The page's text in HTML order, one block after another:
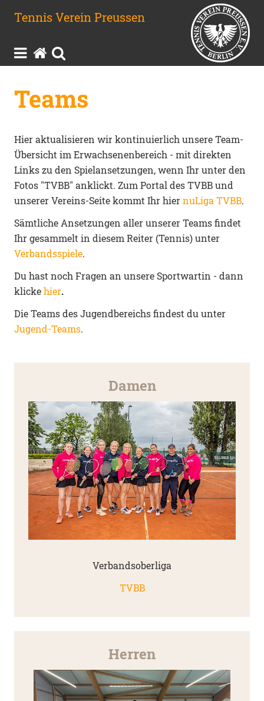
Tennis Verein Preussen



Teams
Hier aktualisieren wir kontinuierlich unsere Team-
Übersicht im Erwachsenenbereich - mit direkten
Links zu den Spielansetzungen, wenn Ihr unter den
Fotos "TVBB" anklickt. Zum Portal des TVBB und
unserer Vereins-Seite kommt Ihr hiernuLiga TVBB.
Sämtliche Ansetzungen aller unserer Teams findet
Ihr gesammelt in diesem Reiter (Tennis) unter
Verbandsspiele.
Du hast noch Fragen an unsere Sportwartin - dann
klickehier.
Die Teams des Jugendbereichs findest du unter
Jugend-Teams.
Damen
Verbandsoberliga
TVBB
Herren